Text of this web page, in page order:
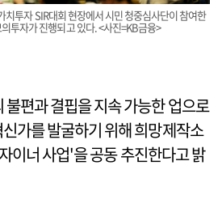
치투자 SIR대회 현장에서 시민 청중심사단이 참여한
투자가 진행되고 있다. <사진=KB금융>
편과 결핍을 지속 가능한 업으로
가를 발굴하기 위해 희망제작소
이너 사업'을 공동 추진한다고 밝